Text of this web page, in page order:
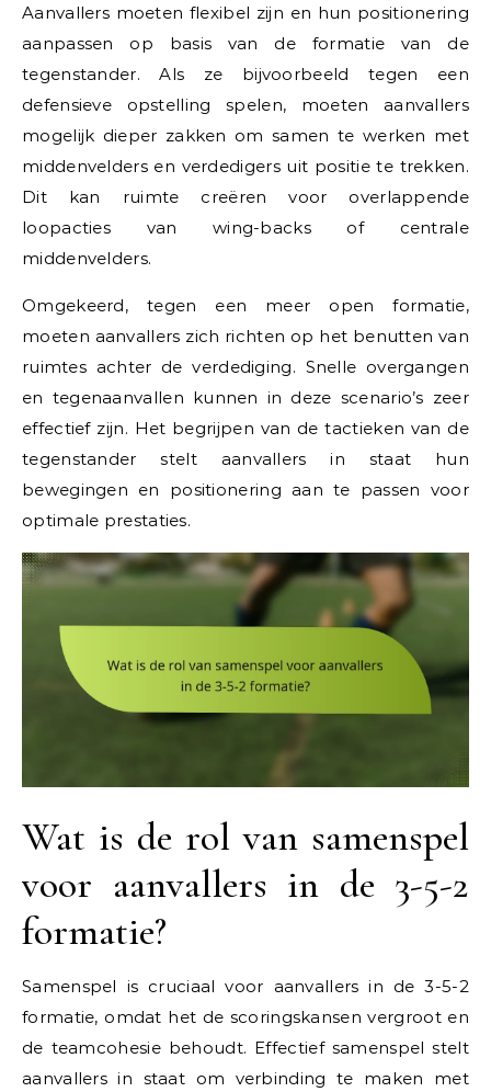
Aanvallers moeten flexibel zijn en hun positionering
aanpassen op basis van de formatie van de
tegenstander. Als ze bijvoorbeeld tegen een
defensieve opstelling spelen, moeten aanvallers
mogelijk dieper zakken om samen te werken met
middenvelders en verdedigers uit positie te trekken.
Dit kan ruimte creëren voor overlappende
loopacties van wing-backs of centrale
middenvelders.
Omgekeerd, tegen een meer open formatie,
moeten aanvallers zich richten op het benutten van
ruimtes achter de verdediging. Snelle overgangen
en tegenaanvallen kunnen in deze scenario’s zeer
effectief zijn. Het begrijpen van de tactieken van de
tegenstander stelt aanvallers in staat hun
bewegingen en positionering aan te passen voor
optimale prestaties.
Wat is de rol van samenspel
voor aanvallers in de 3-5-2
formatie?
Samenspel is cruciaal voor aanvallers in de 3-5-2
formatie, omdat het de scoringskansen vergroot en
de teamcohesie behoudt. Effectief samenspel stelt
aanvallers in staat om verbinding te maken met